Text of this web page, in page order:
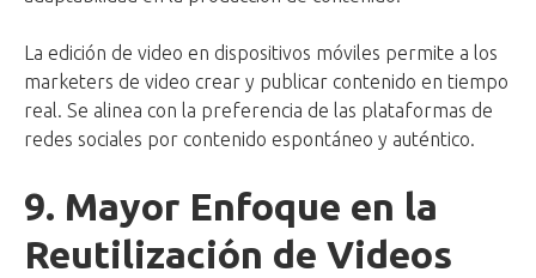
La edición de video en dispositivos móviles permite a los
marketers de video crear y publicar contenido en tiempo
real. Se alinea con la preferencia de las plataformas de
redes sociales por contenido espontáneo y auténtico.
9. Mayor Enfoque en la
Reutilización de Videos